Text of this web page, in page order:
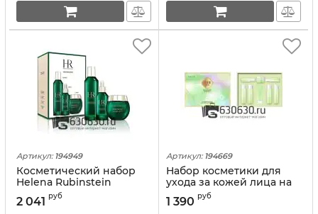
Артикул: 194949
Косметический набор
Helena Rubinstein
"POWERCELL
SKINMUNITY SET" 3 в 1
2 041 руб
Артикул: 194669
Набор косметики для
ухода за кожей лица на
основе ромашки
"Chamomile Boseine" 8 в
1 390 руб